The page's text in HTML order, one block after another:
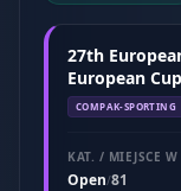
27th
European
2022)
COMPAK-SPORTING
KAT. / MIEJSCE W
Open/81